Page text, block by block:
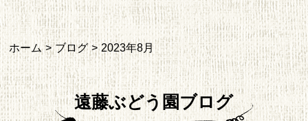
ホーム ブログ 2023年8月
遠藤ぶどう園ブログ